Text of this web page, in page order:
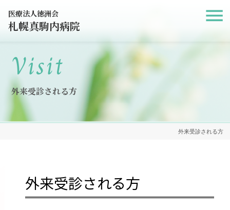
医療法人徳洲会
札幌真駒内病院
外来受診される方
Visit
外来受診される方
外来受診される方